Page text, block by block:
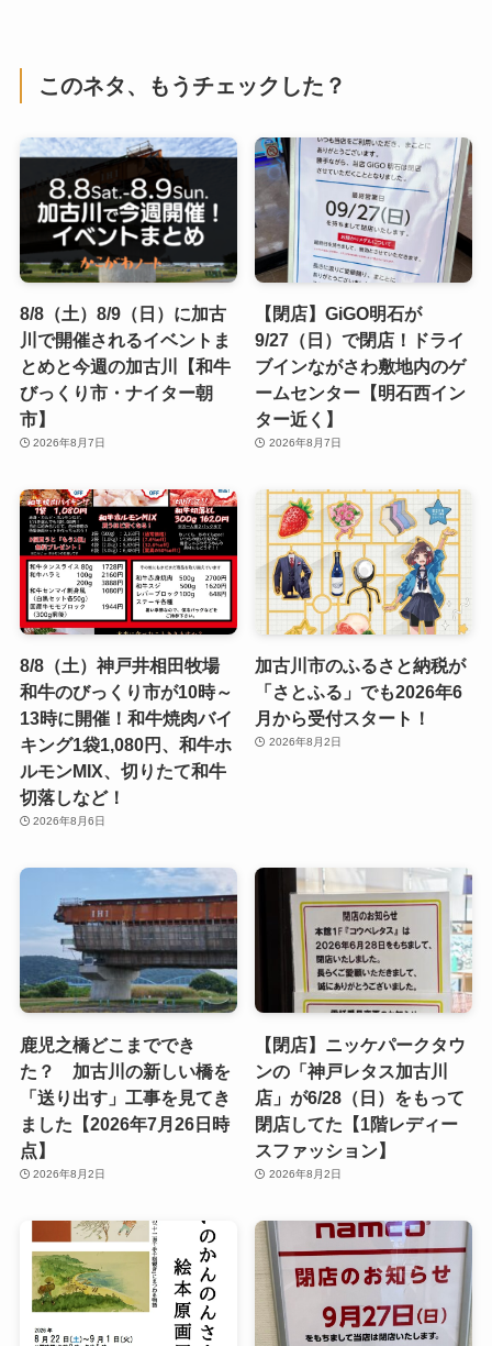
このネタ、もうチェックした？
8/8（土）8/9（日）に加古
川で開催されるイベントま
とめと今週の加古川【和牛
びっくり市・ナイター朝
市】
2026年8月7日
【閉店】GiGO明石が
9/27（日）で閉店！ドライ
ブインながさわ敷地内のゲ
ームセンター【明石西イン
ター近く】
2026年8月7日
8/8（土）神戸井相田牧場
和牛のびっくり市が10時～
13時に開催！和牛焼肉バイ
キング1袋1,080円、和牛ホ
ルモンMIX、切りたて和牛
切落しなど！
2026年8月6日
加古川市のふるさと納税が
「さとふる」でも2026年6
月から受付スタート！
2026年8月2日
鹿児之橋どこまででき
た？ 加古川の新しい橋を
「送り出す」工事を見てき
ました【2026年7月26日時
点】
2026年8月2日
【閉店】ニッケパークタウ
ンの「神戸レタス加古川
店」が6/28（日）をもって
閉店してた【1階レディー
スファッション】
2026年8月2日